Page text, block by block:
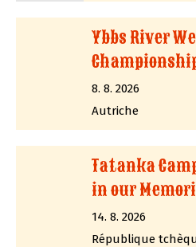
Ybbs River
8. 8. 2026
Autriche
Tatanka
in our
14. 8. 2026
République